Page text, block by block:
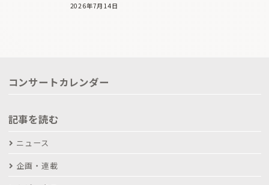
2026年7月14日
コンサートカレンダー
記事を読む
ニュース
企画・連載